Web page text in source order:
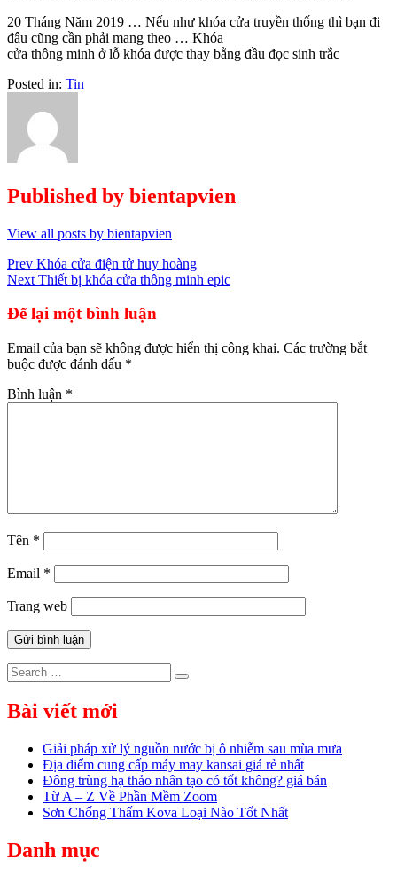
20 Tháng Năm 2019 … Nếu như khóa cửa truyền thống thì bạn đi
đâu cũng cần phải mang theo … Khóa
cửa thông minh ở lỗ khóa được thay bằng đầu đọc sinh trắc
Posted in: Tin
Published by bientapvien
View all posts by bientapvien
Điều
hướng
bài
viết
Prev Khóa cửa điện tử huy hoàng
Next Thiết bị khóa cửa thông minh epic
Để lại một bình luận
Email của bạn sẽ không được hiển thị công khai. Các trường bắt
buộc được đánh dấu *
Bình luận *
Tên *
Email *
Trang web
Search
for:
Search
Bài viết mới
Giải pháp xử lý nguồn nước bị ô nhiễm sau mùa mưa
Địa điểm cung cấp máy may kansai giá rẻ nhất
Đông trùng hạ thảo nhân tạo có tốt không? giá bán
Từ A – Z Về Phần Mềm Zoom
Sơn Chống Thấm Kova Loại Nào Tốt Nhất
Danh mục